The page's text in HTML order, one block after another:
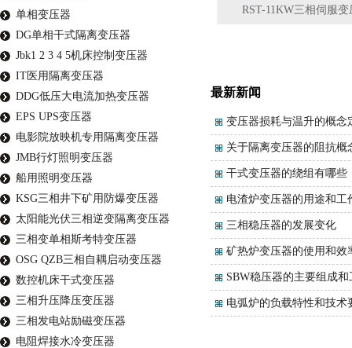
RST-11KW三相伺服变
最新新闻
变压器损耗与温升的概念
关于隔离变压器的阻抗概
干式变压器的绕组有哪些
电渣炉变压器的用途和工
三相稳压器的发展变化
矿热炉变压器的使用和效
SBW稳压器的主要组成
电弧炉的负载特性和技术
单相变压器
DG单相干式隔离变压器
Jbk1 2 3 4 5机床控制变压器
IT医用隔离变压器
DDG低压大电流加热变压器
EPS UPS变压器
电影院放映机专用隔离变压器
JMB行灯照明变压器
船用照明变压器
KSG三相井下矿用防爆变压器
太阳能光伏三相逆变隔离变压器
三相变单相斯考特变压器
OSG QZB三相自耦启动变压器
数控机床干式变压器
三相升压降压变压器
三相发电站励磁变压器
电阻焊接水冷变压器